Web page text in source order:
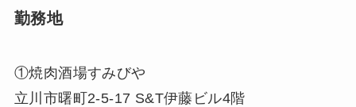
勤務地
①焼肉酒場すみびや
立川市曙町2-5-17 S&T伊藤ビル4階